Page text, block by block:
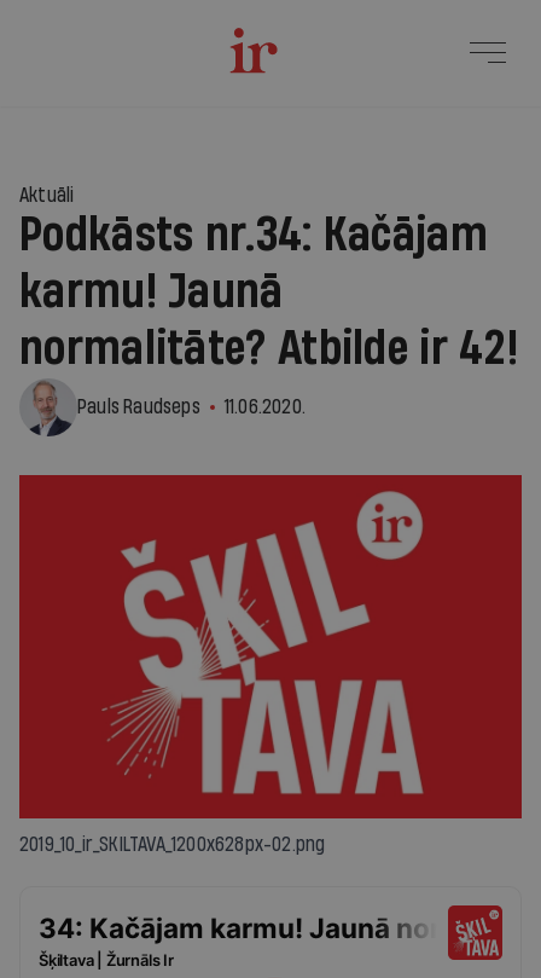
Aktuāli
Podkāsts nr.34: Kačājam
karmu! Jaunā
normalitāte? Atbilde ir 42!
Pauls Raudseps 11.06.2020.
2019_10_ir_SKILTAVA_1200x628px-02.png